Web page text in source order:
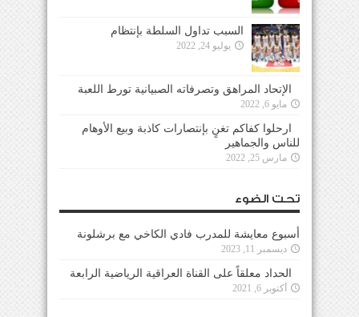
السبب تداول السلطة بإنتظام
يوليو 24, 2022
الإتحاد المراهق وتصرفاته الصبيانية تورط اللعبة
مايو 6, 2022
ارحلوا كفاكم تغنٍ بإنتصارات كاذبة وبيع الأوهام
للناس والجماهير
مارس 25, 2022
تحت الضوء
أسبوع معايشة للمدرب فادي الكاخي مع برشلونة
ديسمبر 11, 2023
الحداد معلقاً على القناة العراقية الرياضية الرابعة
أكتوبر 6, 2021